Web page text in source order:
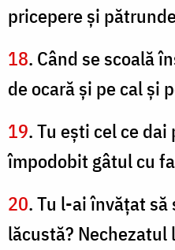
pricepere şi
18. Când se scoală
de ocară şi pe cal şi
19. Tu eşti cel ce
împodobit gâtul cu
20. Tu l-ai învăţat să
lăcustă?